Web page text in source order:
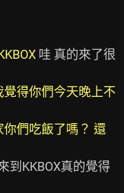
哇 真的來了很
得你們今天晚上不